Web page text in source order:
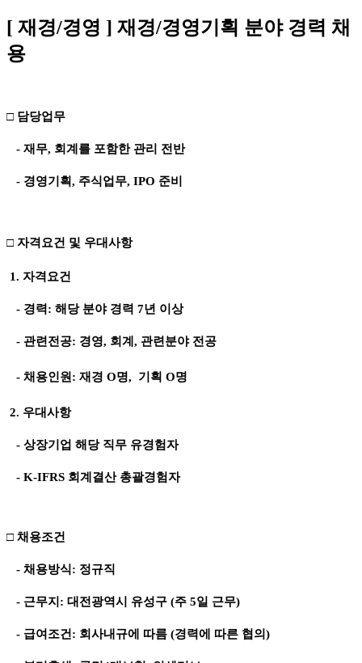
[ 재경/경영 ] 재경/경영기획 분야 경력 채
용
□ 담당업무
- 재무, 회계를 포함한 관리 전반
- 경영기획, 주식업무, IPO 준비
□ 자격요건 및 우대사항
1. 자격요건
- 경력: 해당 분야 경력 7년 이상
- 관련전공: 경영, 회계, 관련분야 전공
- 채용인원: 재경 O명, 기획 O명
2. 우대사항
- 상장기업 해당 직무 유경험자
- K-IFRS 회계결산 총괄경험자
□ 채용조건
- 채용방식: 정규직
- 근무지: 대전광역시 유성구 (주 5일 근무)
- 급여조건: 회사내규에 따름 (경력에 따른 협의)